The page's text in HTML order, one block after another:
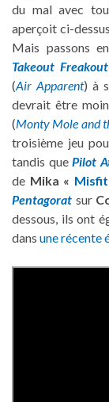
du mal avec
aperçoit ci-
Mais passons
Takeout Freakout
(Air Apparent) à
devrait être
(Monty Mole and
troisième jeu
tandis que Pilot
de Mika « Misfit
Pentagorat sur
dessous, ils ont
dans une récente